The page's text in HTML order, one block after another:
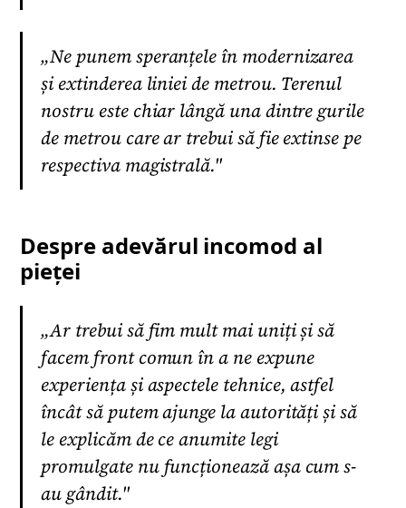
„Ne punem speranțele în modernizarea
și extinderea liniei de metrou. Terenul
nostru este chiar lângă una dintre gurile
de metrou care ar trebui să fie extinse pe
respectiva magistrală."
Despre adevărul incomod al
pieței
„Ar trebui să fim mult mai uniți și să
facem front comun în a ne expune
experiența și aspectele tehnice, astfel
încât să putem ajunge la autorități și să
le explicăm de ce anumite legi
promulgate nu funcționează așa cum s-
au gândit."